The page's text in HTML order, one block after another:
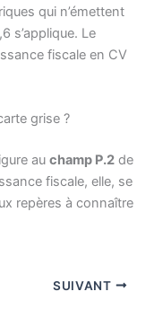
qui n’émettent
s’applique. Le
fiscale en CV
grise ?
auchamp P.2 de
fiscale, elle, se
repères à connaître
SUIVANT